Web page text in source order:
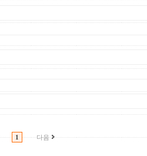
1 다음